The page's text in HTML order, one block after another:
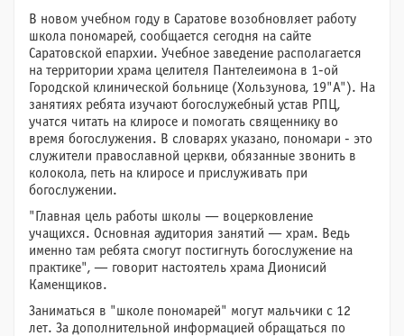
В новом учебном году в Саратове возобновляет работу
школа пономарей, сообщается сегодня на сайте
Саратовской епархии. Учебное заведение располагается
на территории храма целителя Пантелеимона в 1-ой
Городской клинической больнице (Хользунова, 19"А"). На
занятиях ребята изучают богослужебный устав РПЦ,
учатся читать на клиросе и помогать священнику во
время богослужения. В словарях указано, пономари - это
служители православной церкви, обязанные звонить в
колокола, петь на клиросе и прислуживать при
богослужении.
"Главная цель работы школы — воцерковление
учащихся. Основная аудитория занятий — храм. Ведь
именно там ребята смогут постигнуть богослужение на
практике", — говорит настоятель храма Дионисий
Каменщиков.
Заниматься в "школе пономарей" могут мальчики с 12
лет. За дополнительной информацией обращаться по